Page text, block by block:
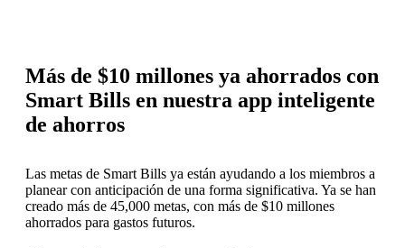
Más de $10 millones ya ahorrados con
Smart Bills en nuestra app inteligente
de ahorros
Las metas de Smart Bills ya están ayudando a los miembros a
planear con anticipación de una forma significativa. Ya se han
creado más de 45,000 metas, con más de $10 millones
ahorrados para gastos futuros.